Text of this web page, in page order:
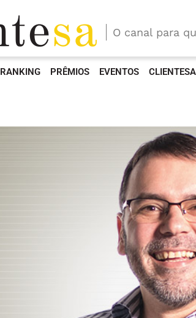
O canal para
RANKING PRÊMIOS EVENTOS